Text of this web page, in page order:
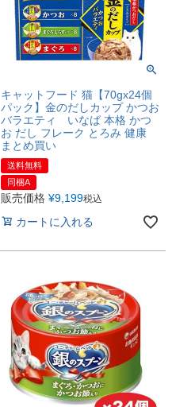
キャットフード 猫【70gx24個
パック】金のだしカップ かつお
バラエティ いなば 本格 かつ
お だし フレーク とろみ 健康
まとめ買い
送料無料
同梱A
販売価格 ¥9,199税込
カートに入れる